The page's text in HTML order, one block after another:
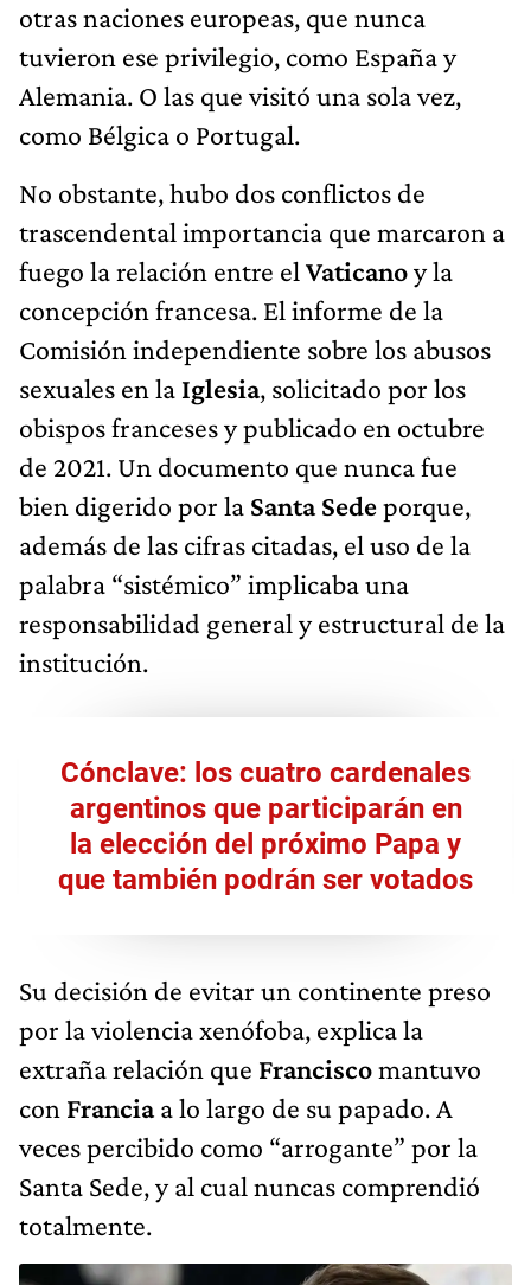
otras naciones europeas, que nunca
tuvieron ese privilegio, como España y
Alemania. O las que visitó una sola vez,
como Bélgica o Portugal.
No obstante, hubo dos conflictos de
trascendental importancia que marcaron a
fuego la relación entre el Vaticanoy la
concepción francesa. El informe de la
Comisión independiente sobre los abusos
sexuales en la Iglesia, solicitado por los
obispos franceses y publicado en octubre
de 2021. Un documento que nunca fue
bien digerido por la Santa Sedeporque,
además de las cifras citadas, el uso de la
palabra “sistémico” implicaba una
responsabilidad general y estructural de la
institución.
Cónclave: los cuatro cardenales
argentinos que participarán en
la elección del próximo Papa y
que también podrán ser votados
Su decisión de evitar un continente preso
por la violencia xenófoba, explica la
extraña relación que Franciscomantuvo
con Franciaa lo largo de su papado. A
veces percibido como “arrogante” por la
Santa Sede, y al cual nuncas comprendió
totalmente.